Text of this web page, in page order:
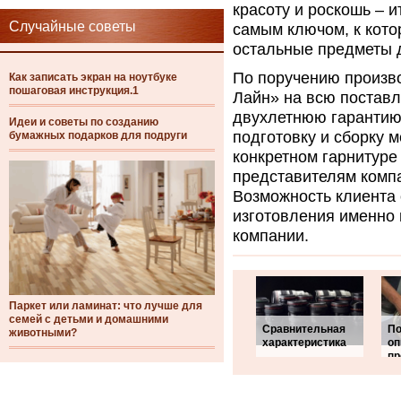
Случайные советы
Как записать экран на ноутбуке
пошаговая инструкция.1
Идеи и советы по созданию
бумажных подарков для подруги
Паркет или ламинат: что лучше для
семей с детьми и домашними
животными?
красоту и роскошь –
самым ключом, к
остальные предметы
По поручению
Лайн» на всю
двухлетнюю
подготовку и
конкретном
представителям
Возможность
изготовления
компании.
Сравнительная
характеристика